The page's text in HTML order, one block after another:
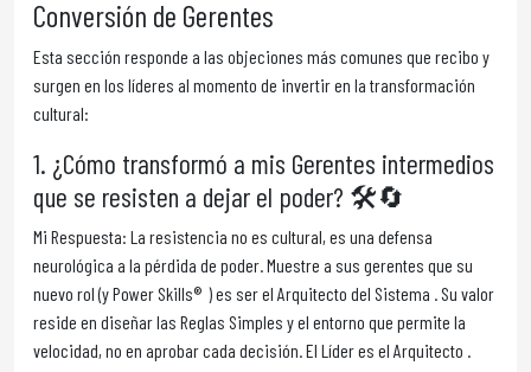
Conversión de Gerentes
Esta sección responde a las objeciones más comunes que recibo y
surgen en los líderes al momento de invertir en la transformación
cultural:
1. ¿Cómo transformó a mis Gerentes intermedios
que se resisten a dejar el poder? 🛠️🔄
Mi Respuesta: La resistencia no es cultural, es una defensa
neurológica a la pérdida de poder. Muestre a sus gerentes que su
nuevo rol (y Power Skills® ) es ser el Arquitecto del Sistema . Su valor
reside en diseñar las Reglas Simples y el entorno que permite la
velocidad, no en aprobar cada decisión. El Líder es el Arquitecto .